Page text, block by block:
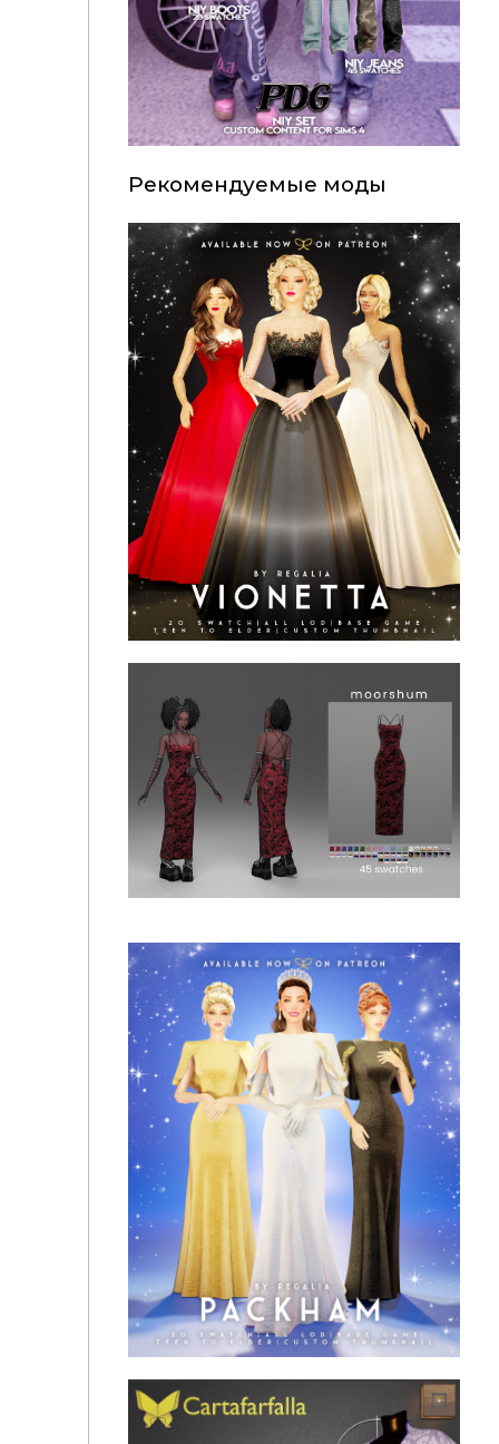
Рекомендуемые моды
Regalia - Vionetta Gown
open back long dress 🌟moorshum | sims 4 cc